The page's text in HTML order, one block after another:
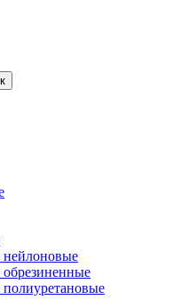
нейлоновые